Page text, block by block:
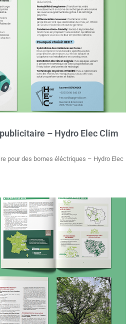
– Hydro Elec Clim
pour des bornes éléctriques – Hydro Elec